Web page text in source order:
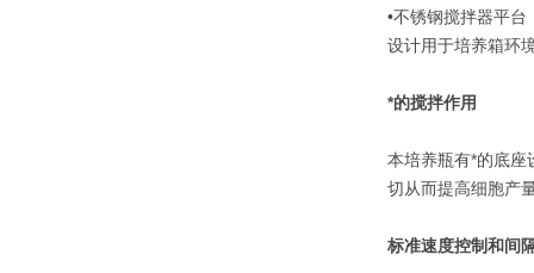
•不锈钢搅拌器平
设计用于培养箱环
*的搅拌作用
本培养瓶有*的底座
切从而提高细胞产
标准速度控制和间